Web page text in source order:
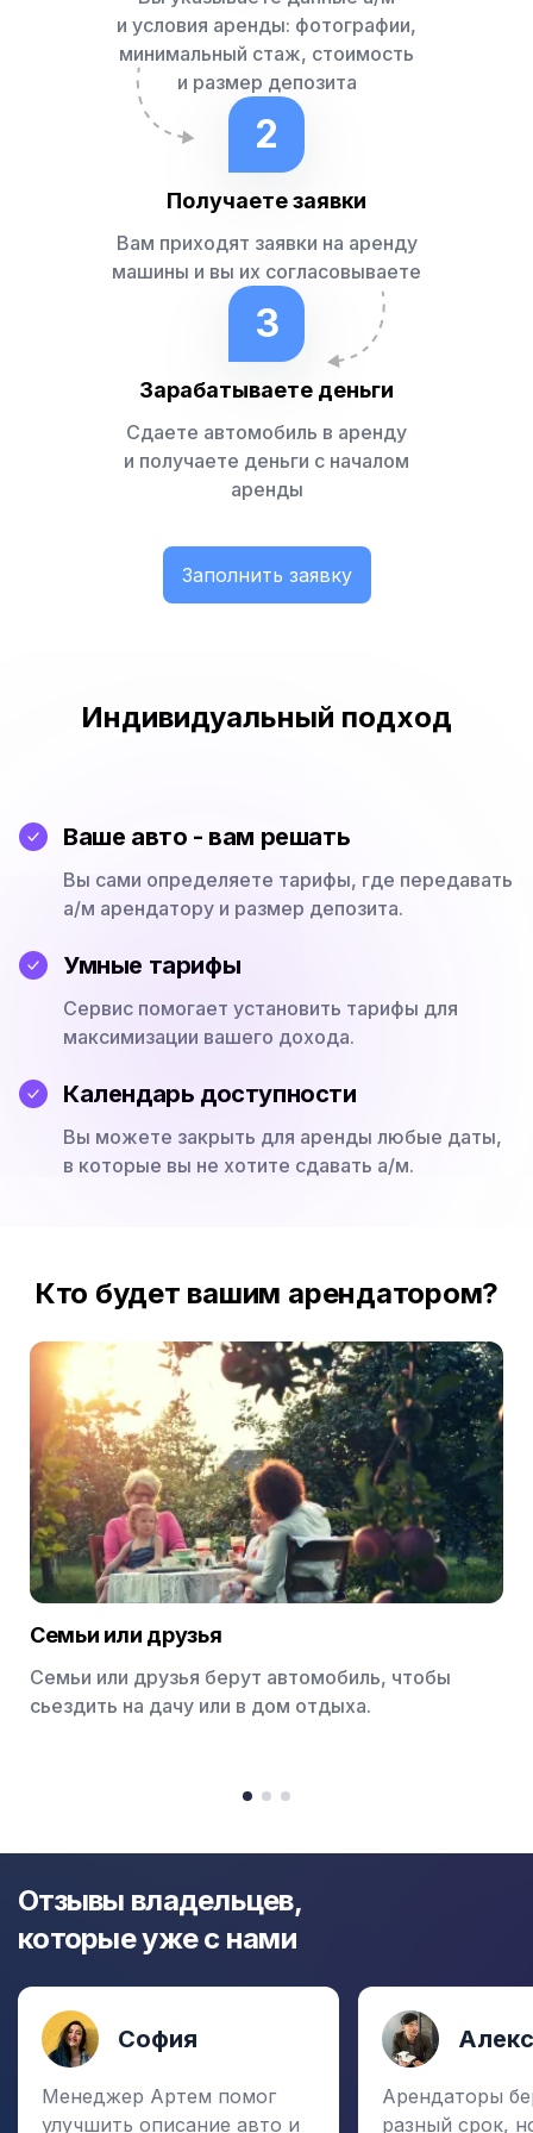
и условия аренды: фотографии,
минимальный стаж, стоимость
и размер депозита
2
Получаете заявки
Вам приходят заявки на аренду
машины и вы их согласовываете
3
Зарабатываете деньги
Сдаете автомобиль в аренду
и получаете деньги с началом
аренды
Заполнить заявку
Индивидуальный подход
Ваше авто - вам решать
Вы сами определяете тарифы, где передавать
а/м арендатору и размер депозита.
Умные тарифы
Сервис помогает установить тарифы для
максимизации вашего дохода.
Календарь доступности
Вы можете закрыть для аренды любые даты,
в которые вы не хотите сдавать а/м.
Кто будет вашим арендатором?
Семьи или друзья
Семьи или друзья берут автомобиль, чтобы
сьездить на дачу или в дом отдыха.
item
itemitem
3
Отзывы владельцев,
которые уже с нами
София
Менеджер Артем помог
улучшить описание авто и
Арендаторы
разный срок,